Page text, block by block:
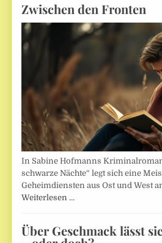
Zwischen den Fronten
In Sabine Hofmanns Kriminalroman
schwarze Nächte“ legt sich eine
Geheimdiensten aus Ost und West
Weiterlesen …
Über Geschmack lässt